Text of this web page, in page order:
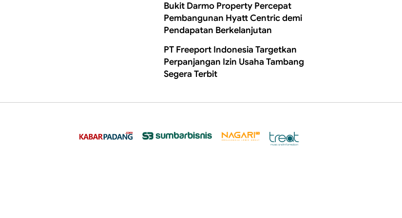
Bukit Darmo Property Percepat
Pembangunan Hyatt Centric demi
Pendapatan Berkelanjutan
PT Freeport Indonesia Targetkan
Perpanjangan Izin Usaha Tambang
Segera Terbit